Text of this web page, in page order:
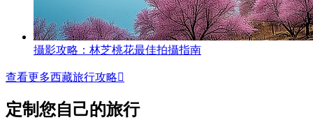
攝影攻略：林芝桃花最佳拍攝指南
查看更多西藏旅行攻略
定制您自己的旅行